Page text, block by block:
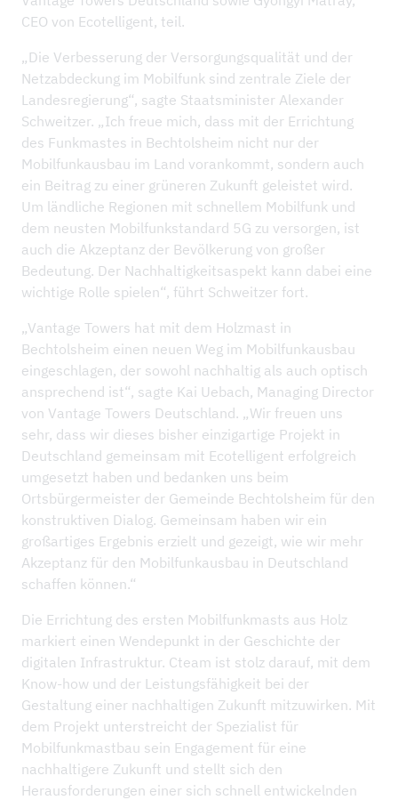
CEO von Ecotelligent, teil.
„Die Verbesserung der Versorgungsqualität und der
Netzabdeckung im Mobilfunk sind zentrale Ziele der
Landesregierung“, sagte Staatsminister Alexander
Schweitzer. „Ich freue mich, dass mit der Errichtung
des Funkmastes in Bechtolsheim nicht nur der
Mobilfunkausbau im Land vorankommt, sondern auch
ein Beitrag zu einer grüneren Zukunft geleistet wird.
Um ländliche Regionen mit schnellem Mobilfunk und
dem neusten Mobilfunkstandard 5G zu versorgen, ist
auch die Akzeptanz der Bevölkerung von großer
Bedeutung. Der Nachhaltigkeitsaspekt kann dabei eine
wichtige Rolle spielen“, führt Schweitzer fort.
„Vantage Towers hat mit dem Holzmast in
Bechtolsheim einen neuen Weg im Mobilfunkausbau
eingeschlagen, der sowohl nachhaltig als auch optisch
ansprechend ist“, sagte Kai Uebach, Managing Director
von Vantage Towers Deutschland. „Wir freuen uns
sehr, dass wir dieses bisher einzigartige Projekt in
Deutschland gemeinsam mit Ecotelligent erfolgreich
umgesetzt haben und bedanken uns beim
Ortsbürgermeister der Gemeinde Bechtolsheim für den
konstruktiven Dialog. Gemeinsam haben wir ein
großartiges Ergebnis erzielt und gezeigt, wie wir mehr
Akzeptanz für den Mobilfunkausbau in Deutschland
schaffen können.“
Die Errichtung des ersten Mobilfunkmasts aus Holz
markiert einen Wendepunkt in der Geschichte der
digitalen Infrastruktur. Cteam ist stolz darauf, mit dem
Know-how und der Leistungsfähigkeit bei der
Gestaltung einer nachhaltigen Zukunft mitzuwirken. Mit
dem Projekt unterstreicht der Spezialist für
Mobilfunkmastbau sein Engagement für eine
nachhaltigere Zukunft und stellt sich den
Herausforderungen einer sich schnell entwickelnden